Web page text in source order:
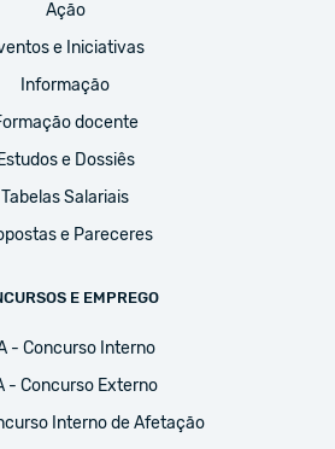
Ação
e Iniciativas
Informação
docente
Estudos e Dossiês
Tabelas Salariais
e Pareceres
E EMPREGO
- Concurso Interno
- Concurso Externo
Interno de Afetação